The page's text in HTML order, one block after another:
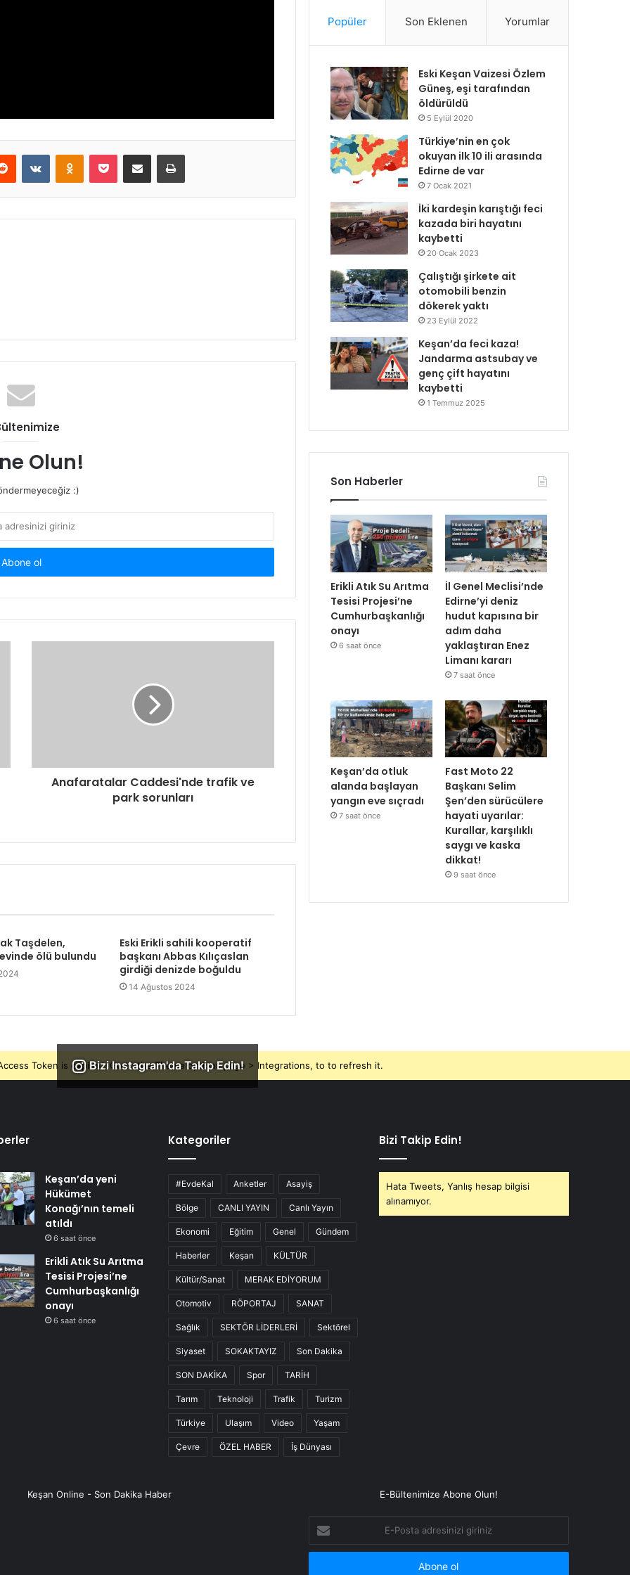
Olun!
:)
Anafaratalar Caddesi'nde trafik ve
park sorunları
Taşdelen,
ölü bulundu
Eski Erikli sahili kooperatif
başkanı Abbas Kılıçaslan
girdiği denizde boğuldu
14 Ağustos 2024
Popüler Son Eklenen Yorumlar
Eski Keşan Vaizesi Özlem
Güneş, eşi tarafından
öldürüldü
5 Eylül 2020
Türkiye’nin en çok
okuyan ilk 10 ili arasında
Edirne de var
7 Ocak 2021
İki kardeşin karıştığı feci
kazada biri hayatını
kaybetti
20 Ocak 2023
Çalıştığı şirkete ait
otomobili benzin
dökerek yaktı
23 Eylül 2022
Keşan’da feci kaza!
Jandarma astsubay ve
genç çift hayatını
kaybetti
1 Temmuz 2025
Son Haberler
Erikli Atık Su Arıtma
Tesisi Projesi’ne
Cumhurbaşkanlığı
onayı
6 saat önce
İl Genel Meclisi’nde
Edirne’yi deniz
hudut kapısına bir
adım daha
yaklaştıran Enez
Limanı kararı
7 saat önce
Keşan’da otluk
alanda başlayan
yangın eve sıçradı
7 saat önce
Fast Moto 22
Başkanı Selim
Şen’den sürücülere
hayati uyarılar:
Kurallar, karşılıklı
saygı ve kaska
dikkat!
9 saat önce
Bizi Instagram'da Takip Edin!
Token is expired, Go to the Theme options page > Integrations, to to refresh it.
Keşan’da yeni
Hükümet
Konağı’nın temeli
atıldı
6 saat önce
Erikli Atık Su Arıtma
Tesisi Projesi’ne
Cumhurbaşkanlığı
onayı
6 saat önce
Kategoriler
#EvdeKal Anketler Asayiş
Bölge CANLI YAYIN Canlı Yayın
Ekonomi Eğitim Genel Gündem
Haberler Keşan KÜLTÜR
Kültür/Sanat MERAK EDİYORUM
Otomotiv RÖPORTAJ SANAT
Sağlık SEKTÖR LİDERLERİ Sektörel
Siyaset SOKAKTAYIZ Son Dakika
SON DAKİKA Spor TARİH
Tarım Teknoloji Trafik Turizm
Türkiye Ulaşım Video Yaşam
Çevre ÖZEL HABER İş Dünyası
Bizi Takip Edin!
Hata Tweets, Yanlış hesap bilgisi
alınamıyor.
Keşan Online - Son Dakika Haber E-Bültenimize Abone Olun!
Posta
adresinizi